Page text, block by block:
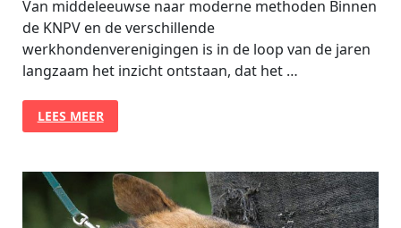
Van middeleeuwse naar moderne methoden Binnen
de KNPV en de verschillende
werkhondenverenigingen is in de loop van de jaren
langzaam het inzicht ontstaan, dat het …
WERKHONDEN
ONDER
VUUR
LEES MEER